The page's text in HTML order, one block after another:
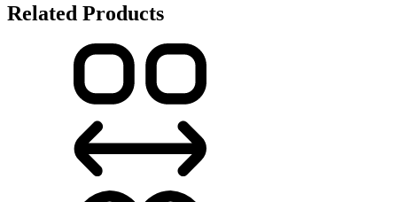
Related Products